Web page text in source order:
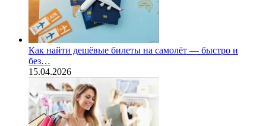
Как найти дешёвые билеты на самолёт — быстро и
без…
15.04.2026